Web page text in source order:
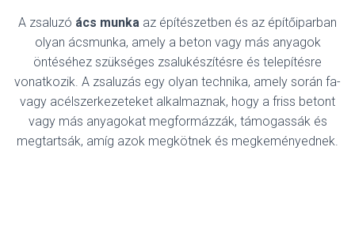
A zsaluzó ács munka az építészetben és az építőiparban
olyan ácsmunka, amely a beton vagy más anyagok
öntéséhez szükséges zsalukészítésre és telepítésre
vonatkozik. A zsaluzás egy olyan technika, amely során fa-
vagy acélszerkezeteket alkalmaznak, hogy a friss betont
vagy más anyagokat megformázzák, támogassák és
megtartsák, amíg azok megkötnek és megkeményednek.